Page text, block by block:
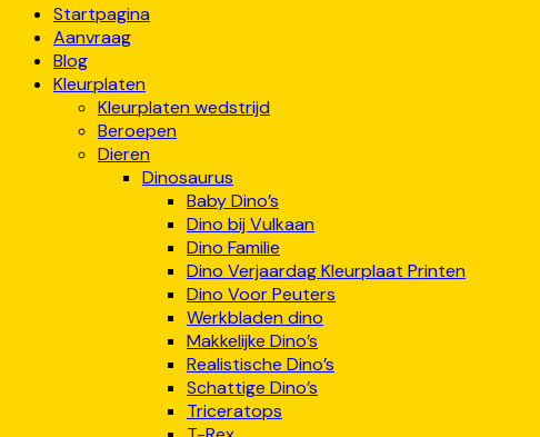
Startpagina
Aanvraag
Blog
Kleurplaten
Kleurplaten wedstrijd
Beroepen
Dieren
Dinosaurus
Baby Dino’s
Dino bij Vulkaan
Dino Familie
Dino Verjaardag Kleurplaat Printen
Dino Voor Peuters
Werkbladen dino
Makkelijke Dino’s
Realistische Dino’s
Schattige Dino’s
Triceratops